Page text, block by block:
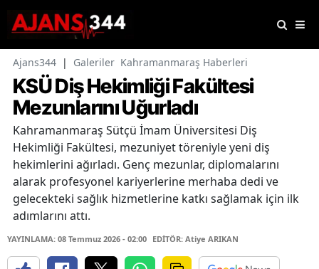
Ajans344 | Galeriler Kahramanmaraş Haberleri
KSÜ Diş Hekimliği Fakültesi
Mezunlarını Uğurladı
Kahramanmaraş Sütçü İmam Üniversitesi Diş
Hekimliği Fakültesi, mezuniyet töreniyle yeni diş
hekimlerini ağırladı. Genç mezunlar, diplomalarını
alarak profesyonel kariyerlerine merhaba dedi ve
gelecekteki sağlık hizmetlerine katkı sağlamak için ilk
adımlarını attı.
YAYINLAMA: 08 Temmuz 2026 - 02:00 EDİTÖR: Atiye ARIKAN